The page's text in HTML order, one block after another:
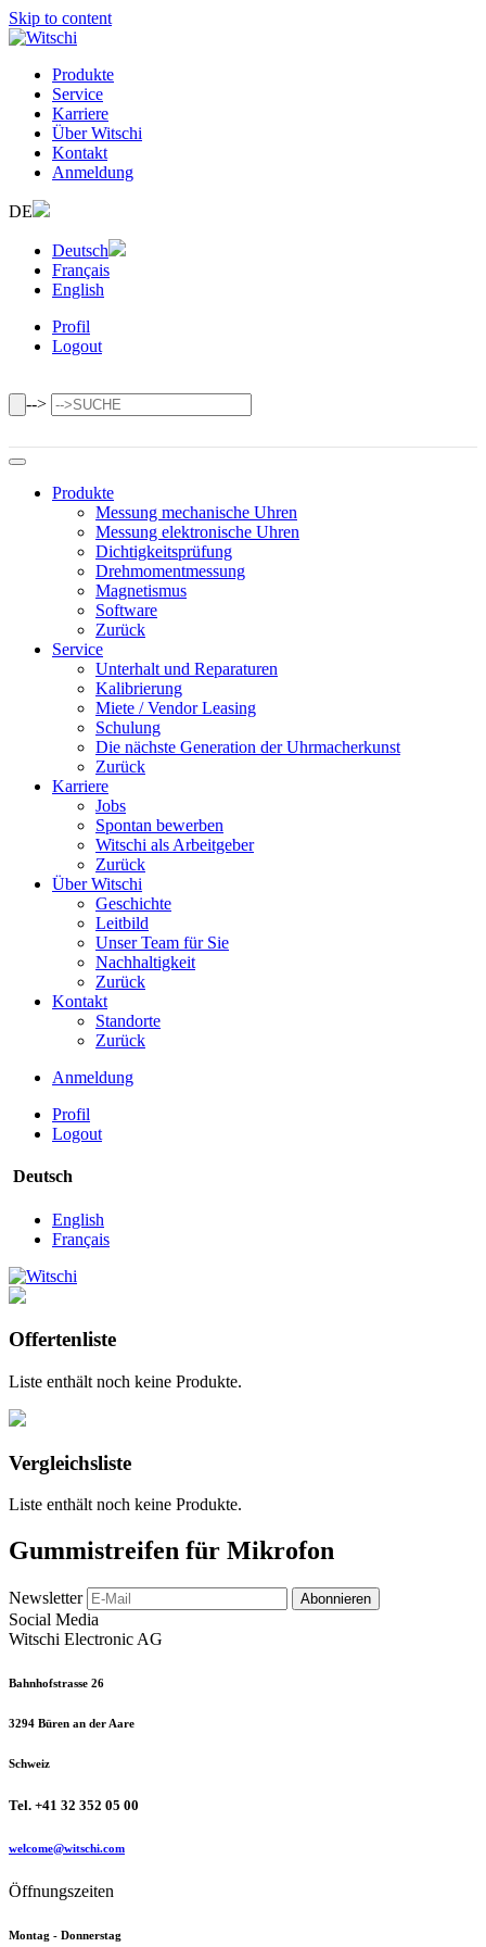
Skip to content
Produkte
Service
Karriere
Über Witschi
Kontakt
Anmeldung
DE
Deutsch
Français
English
Profil
Logout
-->
Produkte
Messung mechanische Uhren
Messung elektronische Uhren
Dichtigkeitsprüfung
Drehmomentmessung
Magnetismus
Software
Zurück
Service
Unterhalt und Reparaturen
Kalibrierung
Miete / Vendor Leasing
Schulung
Die nächste Generation der Uhrmacherkunst
Zurück
Karriere
Jobs
Spontan bewerben
Witschi als Arbeitgeber
Zurück
Über Witschi
Geschichte
Leitbild
Unser Team für Sie
Nachhaltigkeit
Zurück
Kontakt
Standorte
Zurück
Anmeldung
Profil
Logout
Deutsch
English
Français
Offertenliste
Liste enthält noch keine Produkte.
Vergleichsliste
Liste enthält noch keine Produkte.
Gummistreifen für Mikrofon
Newsletter Abonnieren
Social Media
Witschi Electronic AG
Bahnhofstrasse 26
3294 Büren an der Aare
Schweiz
Tel. +41 32 352 05 00
welcome@witschi.com
Öffnungszeiten
Montag - Donnerstag